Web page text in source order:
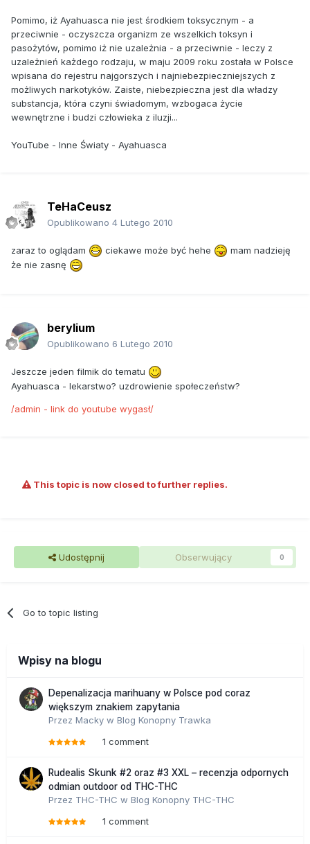
Pomimo, iż Ayahuasca nie jest środkiem toksycznym - a
przeciwnie - oczyszcza organizm ze wszelkich toksyn i
pasożytów, pomimo iż nie uzależnia - a przeciwnie - leczy z
uzależnień każdego rodzaju, w maju 2009 roku została w Polsce
wpisana do rejestru najgorszych i najniebezpieczniejszych z
możliwych narkotyków. Zaiste, niebezpieczna jest dla władzy
substancja, która czyni świadomym, wzbogaca życie
wewnętrzne i budzi człowieka z iluzji...
YouTube - Inne Światy - Ayahuasca
TeHaCeusz
Opublikowano 4 Lutego 2010
zaraz to oglądam ciekawe może być hehe
mam nadzieję
że nie zasnę
berylium
Opublikowano 6 Lutego 2010
Jeszcze jeden filmik do tematu
Ayahuasca - lekarstwo? uzdrowienie społeczeństw?
/admin - link do youtube wygasł/
This topic is now closed to further replies.
Udostępnij Obserwujący 0
Go to topic listing
Wpisy na blogu
Depenalizacja marihuany w Polsce pod coraz
większym znakiem zapytania
Przez Macky w Blog Konopny Trawka
1 comment
Rudealis Skunk #2 oraz #3 XXL – recenzja odpornych
odmian outdoor od THC-THC
Przez THC-THC w Blog Konopny THC-THC
1 comment